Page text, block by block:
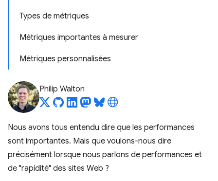
Types de métriques
Métriques importantes à mesurer
Métriques personnalisées
Philip Walton
Nous avons tous entendu dire que les performances
sont importantes. Mais que voulons-nous dire
précisément lorsque nous parlons de performances et
de "rapidité" des sites Web ?